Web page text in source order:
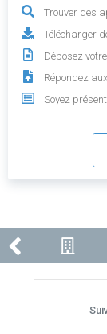
Trouver des
Télécharger
Déposez
Répondez
Soyez